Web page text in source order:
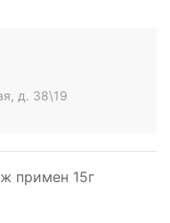
д. 38\19
примен 15г